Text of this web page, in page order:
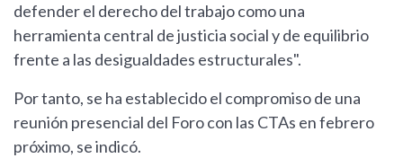
defender el derecho del trabajo como una
herramienta central de justicia social y de equilibrio
frente a las desigualdades estructurales".
Por tanto, se ha establecido el compromiso de una
reunión presencial del Foro con las CTAs en febrero
próximo, se indicó.